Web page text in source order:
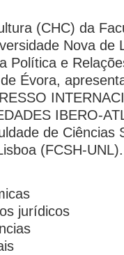
(CHC) da
Nova de
Política e
Évora,
IBERO-
de Ciências
(FCSH-UNL).
jurídicos